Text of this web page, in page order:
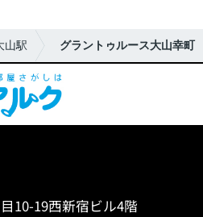
山駅 グラントゥルース大山幸町
10-19西新宿ビル4階